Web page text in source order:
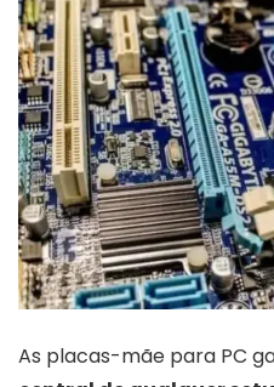
As placas-mãe para PC